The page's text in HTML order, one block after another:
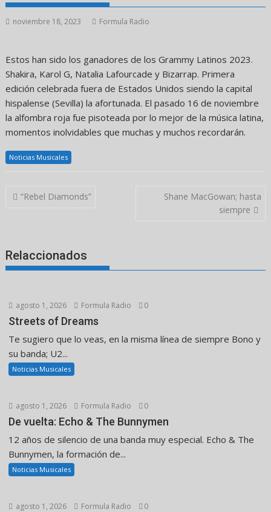
noviembre 18, 2023 Formula Radio
Estos han sido los ganadores de los Grammy Latinos 2023.
Shakira, Karol G, Natalia Lafourcade y Bizarrap. Primera
edición celebrada fuera de Estados Unidos siendo la capital
hispalense (Sevilla) la afortunada. El pasado 16 de noviembre
la alfombra roja fue pisoteada por lo mejor de la música latina,
momentos inolvidables que muchas y muchos recordarán.
Noticias Musicales
Navegación
“Rebel Diamonds”
Shane MacGowan; hasta
siempre
Relaccionados
agosto 1, 2026 Formula Radio 0
Streets of Dreams
Te sugiero que lo veas, en la misma línea de siempre Bono y
su banda; U2...
Noticias Musicales
agosto 1, 2026 Formula Radio 0
De vuelta: Echo & The Bunnymen
12 años de silencio de una banda muy especial. Echo & The
Bunnymen, la formación de...
Noticias Musicales
agosto 1, 2026 Formula Radio 0